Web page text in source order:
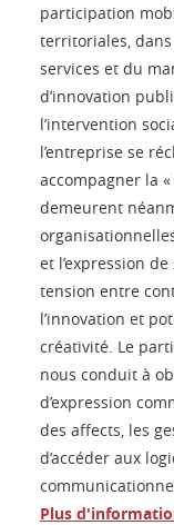
participation
territoriales,
services et du
d’innovation
l’intervention
l’entreprise se
accompagner la
demeurent
et l’expression
tension entre
l’innovation et
créativité. Le
nous conduit à
d’expression
des affects, les
d’accéder aux
Plus